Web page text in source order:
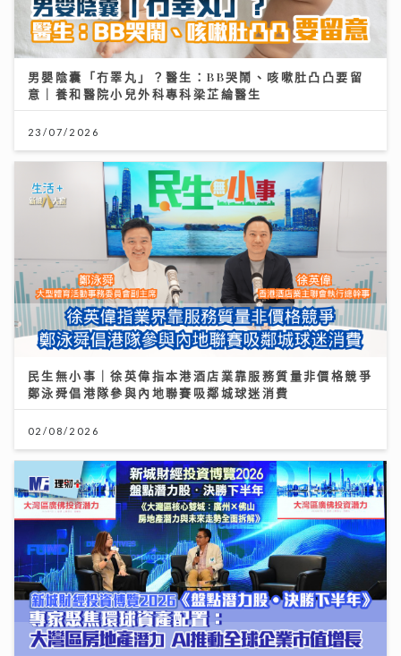
男嬰陰囊「冇睪丸」？醫生：BB哭鬧、咳嗽肚凸凸要留
意｜養和醫院小兒外科專科梁芷綸醫生
23/07/2026
民生無小事｜徐英偉指本港酒店業靠服務質量非價格競爭
鄭泳舜倡港隊參與內地聯賽吸鄰城球迷消費
02/08/2026